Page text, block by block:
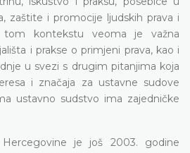
zaštite i promocije ljudskih prava i
tom kontekstu veoma je važna
i prakse o primjeni prava, kao i
u svezi s drugim pitanjima koja
i značaja za ustavne sudove
ustavno sudstvo ima zajedničke
je još 2003. godine